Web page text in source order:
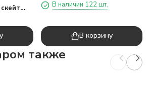
В наличии 122 шт.
В корзину
также